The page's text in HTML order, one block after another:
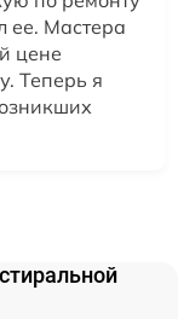
ее. Мастера
цене
Теперь я